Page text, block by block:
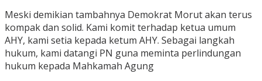
Meski demikian tambahnya Demokrat Morut akan terus
kompak dan solid. Kami komit terhadap ketua umum
AHY, kami setia kepada ketum AHY. Sebagai langkah
hukum, kami datangi PN guna meminta perlindungan
hukum kepada Mahkamah Agung